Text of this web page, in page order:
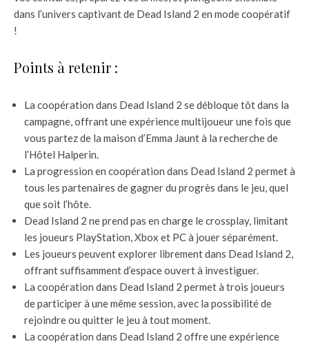
dans l’univers captivant de Dead Island 2 en mode coopératif
!
Points à retenir :
La coopération dans Dead Island 2 se débloque tôt dans la
campagne, offrant une expérience multijoueur une fois que
vous partez de la maison d’Emma Jaunt à la recherche de
l’Hôtel Halperin.
La progression en coopération dans Dead Island 2 permet à
tous les partenaires de gagner du progrès dans le jeu, quel
que soit l’hôte.
Dead Island 2 ne prend pas en charge le crossplay, limitant
les joueurs PlayStation, Xbox et PC à jouer séparément.
Les joueurs peuvent explorer librement dans Dead Island 2,
offrant suffisamment d’espace ouvert à investiguer.
La coopération dans Dead Island 2 permet à trois joueurs
de participer à une même session, avec la possibilité de
rejoindre ou quitter le jeu à tout moment.
La coopération dans Dead Island 2 offre une expérience